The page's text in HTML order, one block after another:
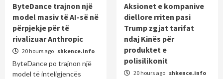
ByteDance trajnon një
model masiv të AI-së në
përpjekje për të
rivalizuar Anthropic
20 hours ago shkence.info
ByteDance po trajnon një
model të inteligjencës
Aksionet e kompanive
diellore rriten pasi
Trump zgjat tarifat
ndaj Kinës për
produktet e
polisilikonit
20 hours ago shkence.info